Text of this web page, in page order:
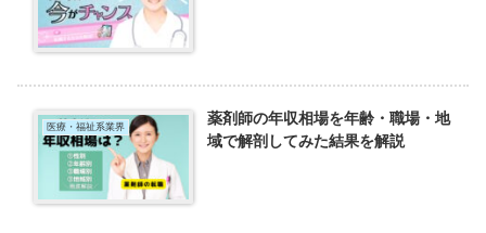
医療・福祉系業界
薬剤師の年収相場を年齢・職場・地
域で解剖してみた結果を解説